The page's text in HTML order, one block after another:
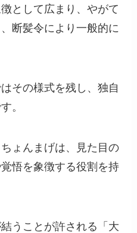
として広まり、やがて
断髪令により一般的に
その様式を残し、独自
。
ょんまげは、見た目の
悟を象徴する役割を持
うことが許される「大